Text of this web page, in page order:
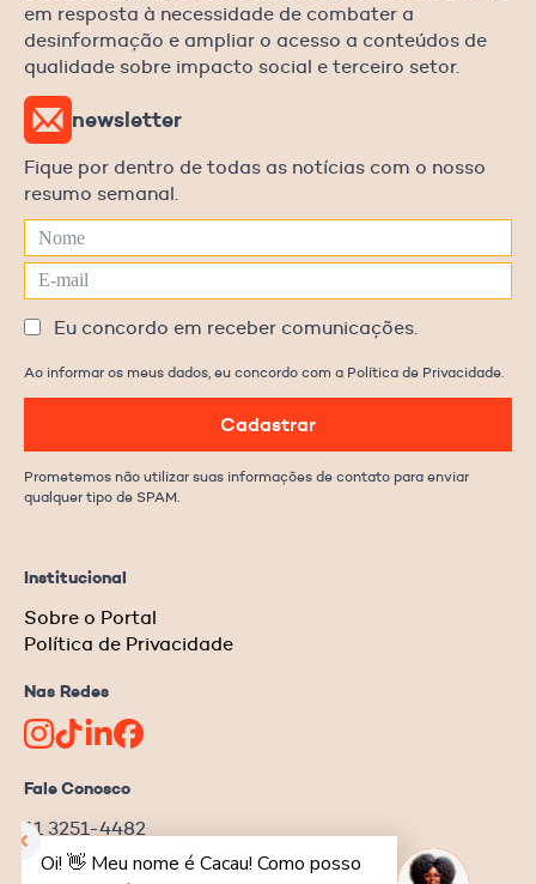
em resposta à necessidade de combater a
desinformação e ampliar o acesso a conteúdos de
qualidade sobre impacto social e terceiro setor.
Institucional
Sobre o Portal
Política de Privacidade
Nas Redes
Fale Conosco
11 3251-4482
redacao@ongnews.com.br
newsletter
Fique por dentro de todas as notícias com o nosso
resumo semanal.
Eu concordo em receber comunicações.
Ao informar os meus dados, eu concordo com a Política de Privacidade.
Cadastrar
Prometemos não utilizar suas informações de contato para enviar
qualquer tipo de SPAM.